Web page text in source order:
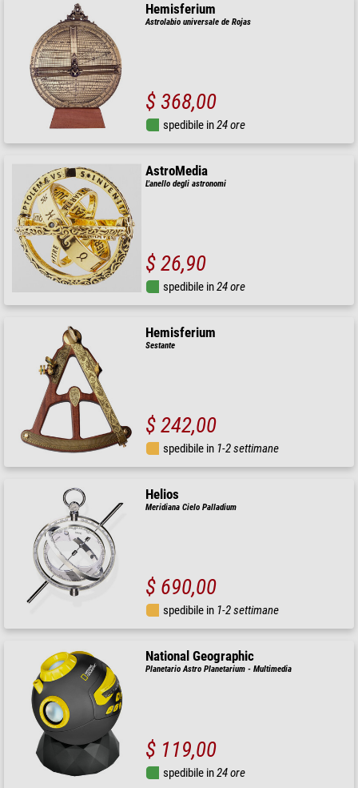
Hemisferium
Astrolabio universale de Rojas
$ 368,00
spedibile in24 ore
AstroMedia
L'anello degli astronomi
$ 26,90
spedibile in24 ore
Hemisferium
Sestante
$ 242,00
spedibile in 1-2 settimane
Helios
Meridiana Cielo Palladium
$ 690,00
spedibile in 1-2 settimane
National Geographic
Planetario Astro Planetarium - Multimedia
$ 119,00
spedibile in24 ore